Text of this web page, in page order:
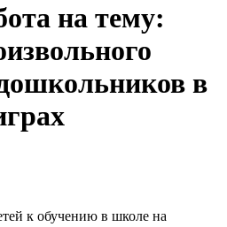
на тему:
в
к обучению в школе на